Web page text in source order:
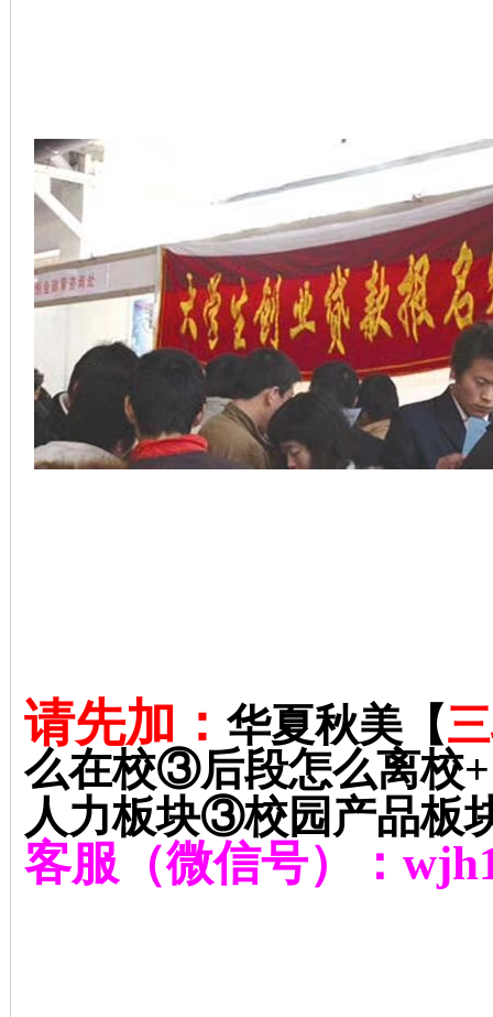
请先加： 华夏秋美【
么在校③后段怎么离校+
人力板块③校园产品板
客服（微信号）：